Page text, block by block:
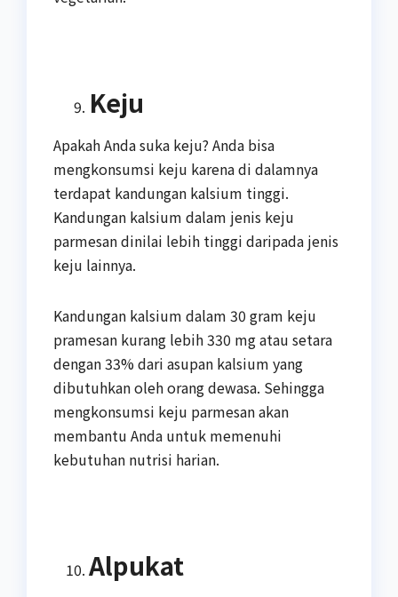
Keju
Apakah Anda suka keju? Anda bisa
mengkonsumsi keju karena di dalamnya
terdapat kandungan kalsium tinggi.
Kandungan kalsium dalam jenis keju
parmesan dinilai lebih tinggi daripada jenis
keju lainnya.
Kandungan kalsium dalam 30 gram keju
pramesan kurang lebih 330 mg atau setara
dengan 33% dari asupan kalsium yang
dibutuhkan oleh orang dewasa. Sehingga
mengkonsumsi keju parmesan akan
membantu Anda untuk memenuhi
kebutuhan nutrisi harian.
Alpukat